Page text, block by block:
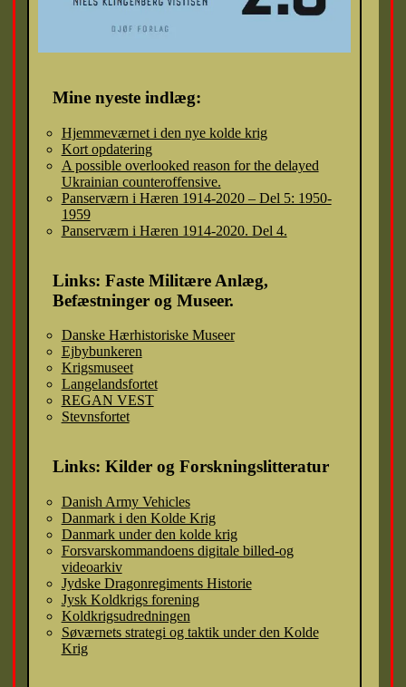
Mine nyeste indlæg:
Hjemmeværnet i den nye kolde krig
Kort opdatering
A possible overlooked reason for the delayed
Ukrainian counteroffensive.
Panserværn i Hæren 1914-2020 – Del 5: 1950-
1959
Panserværn i Hæren 1914-2020. Del 4.
Links: Faste Militære Anlæg,
Befæstninger og Museer.
Danske Hærhistoriske Museer
Ejbybunkeren
Krigsmuseet
Langelandsfortet
REGAN VEST
Stevnsfortet
Links: Kilder og Forskningslitteratur
Danish Army Vehicles
Danmark i den Kolde Krig
Danmark under den kolde krig
Forsvarskommandoens digitale billed-og
videoarkiv
Jydske Dragonregiments Historie
Jysk Koldkrigs forening
Koldkrigsudredningen
Søværnets strategi og taktik under den Kolde
Krig